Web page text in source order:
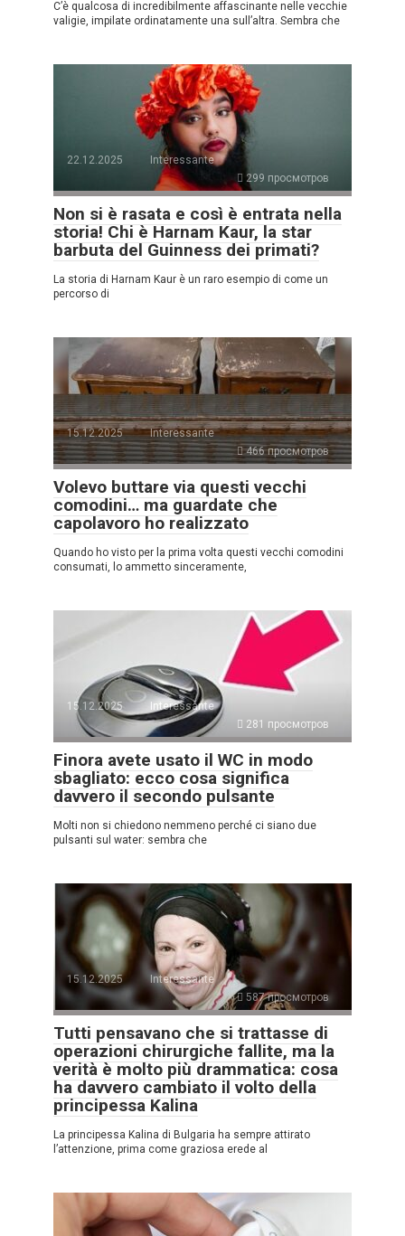
C’è qualcosa di incredibilmente affascinante nelle vecchie
valigie, impilate ordinatamente una sull’altra. Sembra che
22.12.2025
Interessante
299 просмотров
Non si è rasata e così è entrata nella
storia! Chi è Harnam Kaur, la star
barbuta del Guinness dei primati?
La storia di Harnam Kaur è un raro esempio di come un
percorso di
15.12.2025
Interessante
466 просмотров
Volevo buttare via questi vecchi
comodini… ma guardate che
capolavoro ho realizzato
Quando ho visto per la prima volta questi vecchi comodini
consumati, lo ammetto sinceramente,
15.12.2025
Interessante
281 просмотров
Finora avete usato il WC in modo
sbagliato: ecco cosa significa
davvero il secondo pulsante
Molti non si chiedono nemmeno perché ci siano due
pulsanti sul water: sembra che
15.12.2025
Interessante
587 просмотров
Tutti pensavano che si trattasse di
operazioni chirurgiche fallite, ma la
verità è molto più drammatica: cosa
ha davvero cambiato il volto della
principessa Kalina
La principessa Kalina di Bulgaria ha sempre attirato
l’attenzione, prima come graziosa erede al